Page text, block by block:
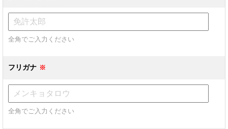
全角でご入力ください
フリガナ
全角でご入力ください